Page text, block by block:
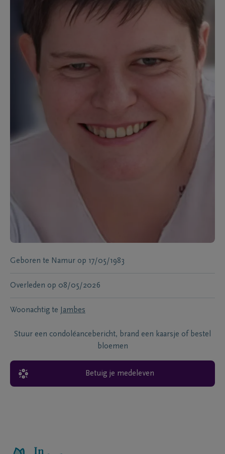
Geboren te Namur op 17/05/1983
Overleden op 08/05/2026
Woonachtig te Jambes
Stuur een condoléancebericht, brand een kaarsje of bestel
bloemen
Betuig je medeleven